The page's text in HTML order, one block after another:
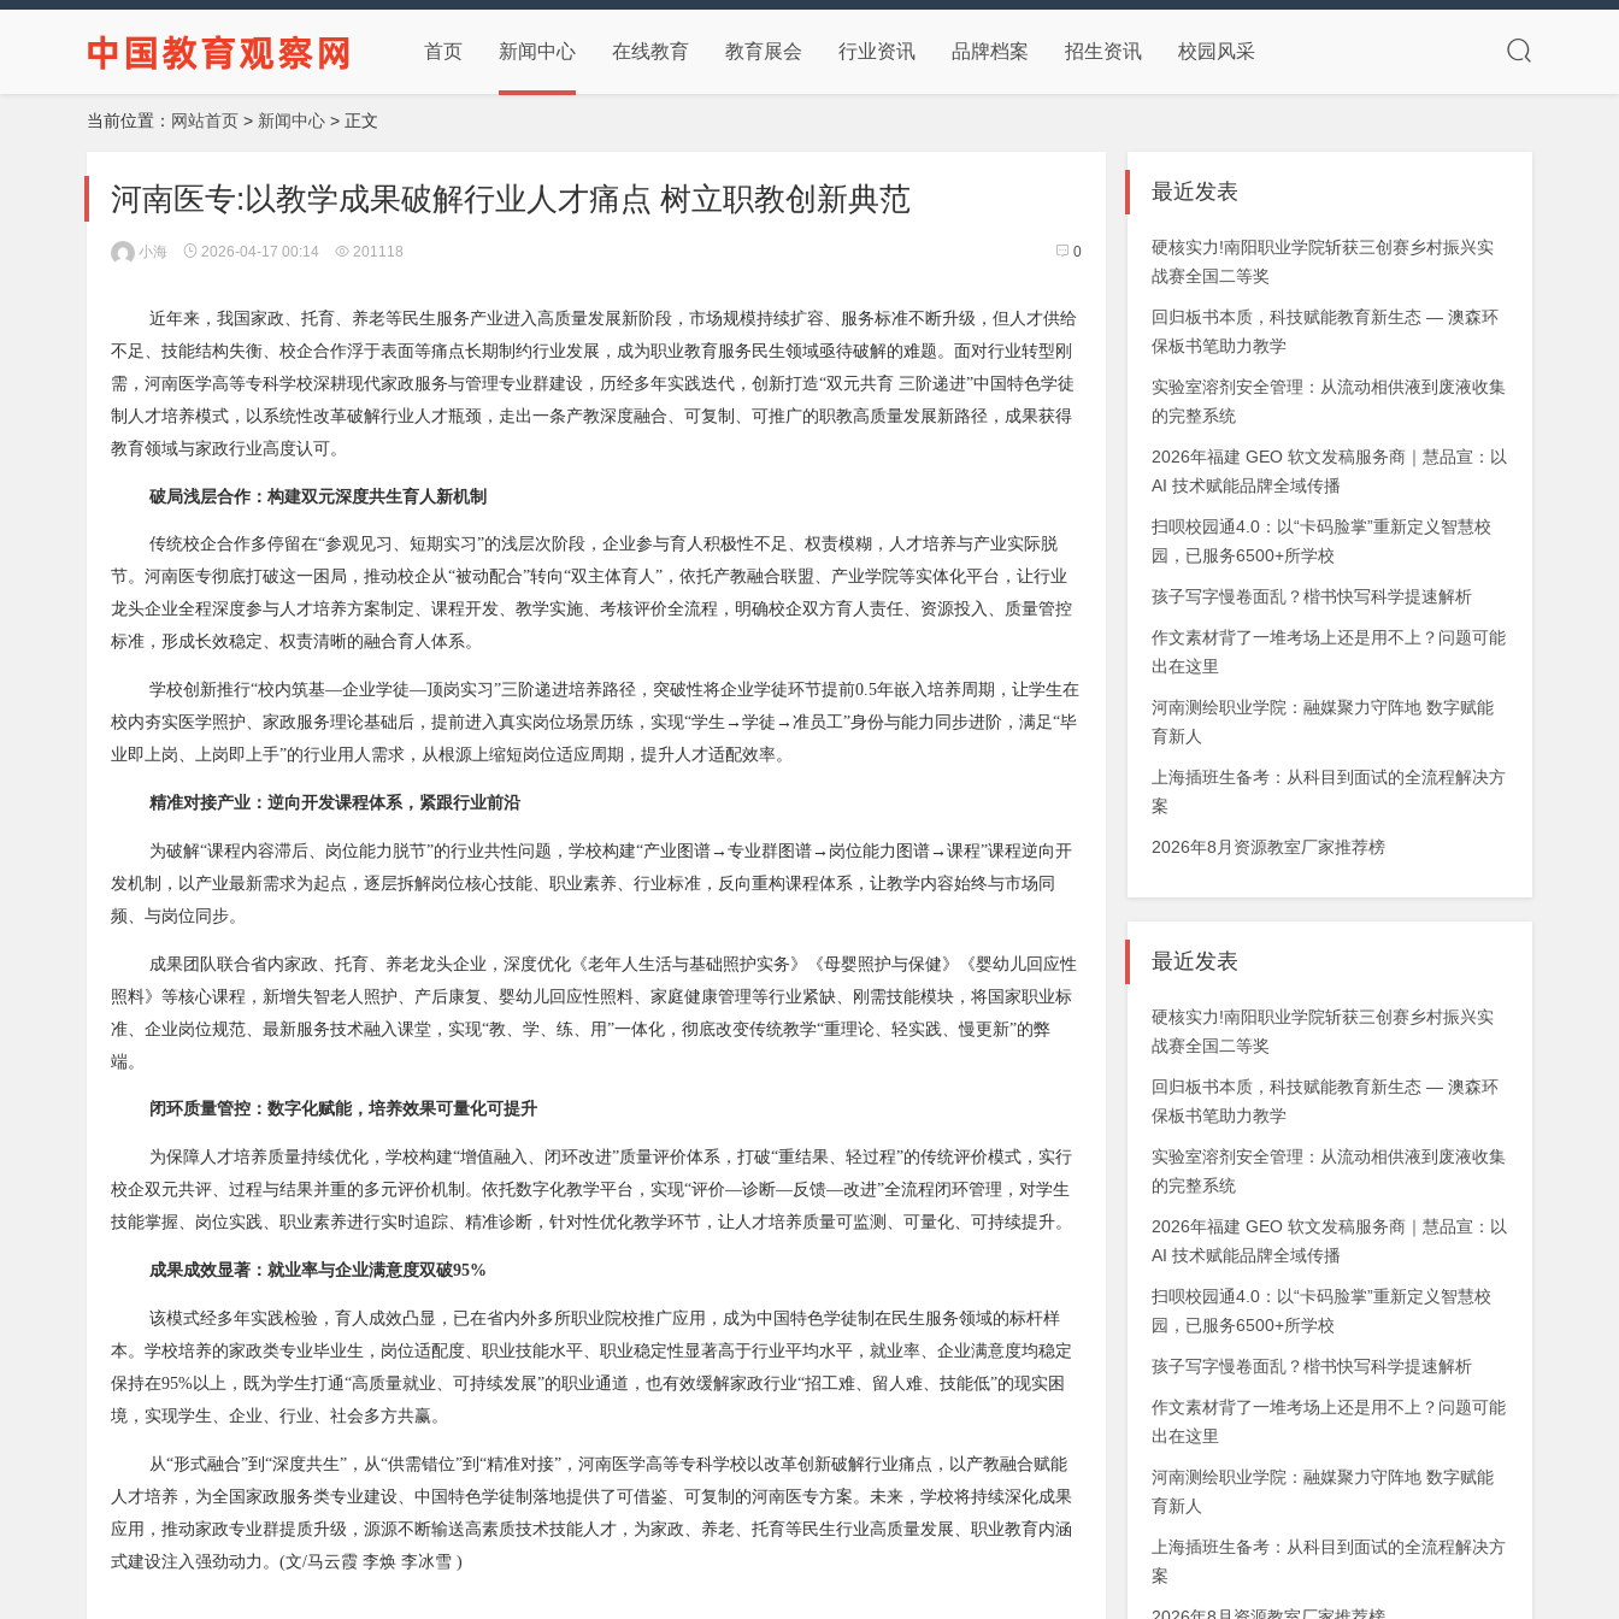
首页 新闻中心 在线教育 教育展会 行业资讯 品牌档案 招生资讯 校园风采
当前位置： 网站首页 > 新闻中心 > 正文
河南医专:以教学成果破解行业人才痛点 树立职教创新典范
0
小海 2026-04-17 00:14 201118
近年来，我国家政、托育、养老等民生服务产业进入高质量发展新阶段，市场规模持续扩容、服务标准不断升级，但人才供给
不足、技能结构失衡、校企合作浮于表面等痛点长期制约行业发展，成为职业教育服务民生领域亟待破解的难题。面对行业转型刚
需，河南医学高等专科学校深耕现代家政服务与管理专业群建设，历经多年实践迭代，创新打造“双元共育 三阶递进”中国特色学徒
制人才培养模式，以系统性改革破解行业人才瓶颈，走出一条产教深度融合、可复制、可推广的职教高质量发展新路径，成果获得
教育领域与家政行业高度认可。
破局浅层合作：构建双元深度共生育人新机制
传统校企合作多停留在“参观见习、短期实习”的浅层次阶段，企业参与育人积极性不足、权责模糊，人才培养与产业实际脱
节。河南医专彻底打破这一困局，推动校企从“被动配合”转向“双主体育人”，依托产教融合联盟、产业学院等实体化平台，让行业
龙头企业全程深度参与人才培养方案制定、课程开发、教学实施、考核评价全流程，明确校企双方育人责任、资源投入、质量管控
标准，形成长效稳定、权责清晰的融合育人体系。
学校创新推行“校内筑基—企业学徒—顶岗实习”三阶递进培养路径，突破性将企业学徒环节提前0.5年嵌入培养周期，让学生在
校内夯实医学照护、家政服务理论基础后，提前进入真实岗位场景历练，实现“学生→学徒→准员工”身份与能力同步进阶，满足“毕
业即上岗、上岗即上手”的行业用人需求，从根源上缩短岗位适应周期，提升人才适配效率。
精准对接产业：逆向开发课程体系，紧跟行业前沿
为破解“课程内容滞后、岗位能力脱节”的行业共性问题，学校构建“产业图谱→专业群图谱→岗位能力图谱→课程”课程逆向开
发机制，以产业最新需求为起点，逐层拆解岗位核心技能、职业素养、行业标准，反向重构课程体系，让教学内容始终与市场同
频、与岗位同步。
成果团队联合省内家政、托育、养老龙头企业，深度优化《老年人生活与基础照护实务》《母婴照护与保健》《婴幼儿回应性
照料》等核心课程，新增失智老人照护、产后康复、婴幼儿回应性照料、家庭健康管理等行业紧缺、刚需技能模块，将国家职业标
准、企业岗位规范、最新服务技术融入课堂，实现“教、学、练、用”一体化，彻底改变传统教学“重理论、轻实践、慢更新”的弊
端。
闭环质量管控：数字化赋能，培养效果可量化可提升
为保障人才培养质量持续优化，学校构建“增值融入、闭环改进”质量评价体系，打破“重结果、轻过程”的传统评价模式，实行
校企双元共评、过程与结果并重的多元评价机制。依托数字化教学平台，实现“评价—诊断—反馈—改进”全流程闭环管理，对学生
技能掌握、岗位实践、职业素养进行实时追踪、精准诊断，针对性优化教学环节，让人才培养质量可监测、可量化、可持续提升。
成果成效显著：就业率与企业满意度双破95%
该模式经多年实践检验，育人成效凸显，已在省内外多所职业院校推广应用，成为中国特色学徒制在民生服务领域的标杆样
本。学校培养的家政类专业毕业生，岗位适配度、职业技能水平、职业稳定性显著高于行业平均水平，就业率、企业满意度均稳定
保持在95%以上，既为学生打通“高质量就业、可持续发展”的职业通道，也有效缓解家政行业“招工难、留人难、技能低”的现实困
境，实现学生、企业、行业、社会多方共赢。
从“形式融合”到“深度共生”，从“供需错位”到“精准对接”，河南医学高等专科学校以改革创新破解行业痛点，以产教融合赋能
人才培养，为全国家政服务类专业建设、中国特色学徒制落地提供了可借鉴、可复制的河南医专方案。未来，学校将持续深化成果
应用，推动家政专业群提质升级，源源不断输送高素质技术技能人才，为家政、养老、托育等民生行业高质量发展、职业教育内涵
式建设注入强劲动力。(文/马云霞 李焕 李冰雪 )
最近发表
硬核实力!南阳职业学院斩获三创赛乡村振兴实
战赛全国二等奖
回归板书本质，科技赋能教育新生态 — 澳森环
保板书笔助力教学
实验室溶剂安全管理：从流动相供液到废液收集
的完整系统
2026年福建 GEO 软文发稿服务商｜慧品宣：以
AI 技术赋能品牌全域传播
扫呗校园通4.0：以“卡码脸掌”重新定义智慧校
园，已服务6500+所学校
孩子写字慢卷面乱？楷书快写科学提速解析
作文素材背了一堆考场上还是用不上？问题可能
出在这里
河南测绘职业学院：融媒聚力守阵地 数字赋能
育新人
上海插班生备考：从科目到面试的全流程解决方
案
2026年8月资源教室厂家推荐榜
最近发表
硬核实力!南阳职业学院斩获三创赛乡村振兴实
战赛全国二等奖
回归板书本质，科技赋能教育新生态 — 澳森环
保板书笔助力教学
实验室溶剂安全管理：从流动相供液到废液收集
的完整系统
2026年福建 GEO 软文发稿服务商｜慧品宣：以
AI 技术赋能品牌全域传播
扫呗校园通4.0：以“卡码脸掌”重新定义智慧校
园，已服务6500+所学校
孩子写字慢卷面乱？楷书快写科学提速解析
作文素材背了一堆考场上还是用不上？问题可能
出在这里
河南测绘职业学院：融媒聚力守阵地 数字赋能
育新人
上海插班生备考：从科目到面试的全流程解决方
案